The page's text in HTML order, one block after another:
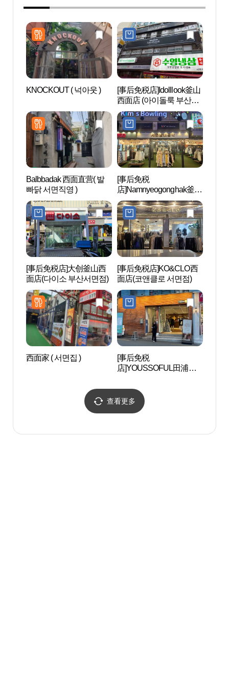
KNOCKOUT ( 넉아웃 )
[事后免税店]Idolllook釜山
西面店 (아이돌룩 부산서
면점)
Balbbadak 西面直营( 발
빠닭 서면직영 )
[事后免税
店]Namnyeogonghak釜山
西面店(남녀공학 서면점)
[事后免税店]大创釜山西
面店(다이소 부산서면점)
[事后免税店]KO&CLO西
面店(코앤클로 서면점)
西面家 ( 서면집 )
[事后免税
店]YOUSSOFUL田浦店
查看更多